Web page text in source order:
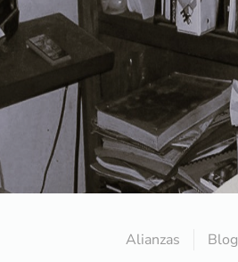
Alianzas Blog